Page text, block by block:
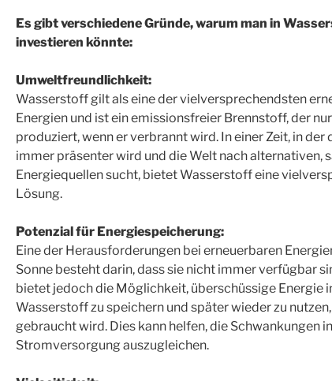
Es gibt verschiedene Gründe, warum man in
investieren könnte:
Umweltfreundlichkeit:
Wasserstoff gilt als eine der vielversprechendsten
Energien und ist ein emissionsfreier Brennstoff, der
produziert, wenn er verbrannt wird. In einer Zeit, in der
immer präsenter wird und die Welt nach alternativen,
Energiequellen sucht, bietet Wasserstoff eine
Lösung.
Potenzial für Energiespeicherung:
Eine der Herausforderungen bei erneuerbaren
Sonne besteht darin, dass sie nicht immer verfügbar
bietet jedoch die Möglichkeit, überschüssige Energie
Wasserstoff zu speichern und später wieder zu
gebraucht wird. Dies kann helfen, die Schwankungen
Stromversorgung auszugleichen.